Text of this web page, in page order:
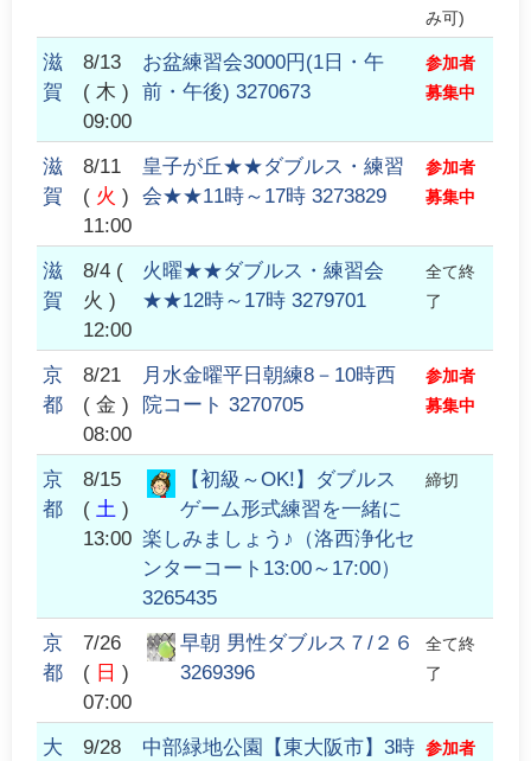
み可)
滋
賀
8/13
( 木 )
09:00
お盆練習会3000円(1日・午
前・午後) 3270673
参加者
募集中
滋
賀
8/11
( 火 )
11:00
皇子が丘★★ダブルス・練習
会★★11時～17時 3273829
参加者
募集中
滋
賀
8/4(
火 )
12:00
火曜★★ダブルス・練習会
★★12時～17時 3279701
全て終
了
京
都
8/21
( 金 )
08:00
月水金曜平日朝練8－10時西
院コート 3270705
参加者
募集中
京
都
8/15
( 土 )
13:00
【初級～OK!】ダブルス
ゲーム形式練習を一緒に
楽しみましょう♪（洛西浄化セ
ンターコート13:00～17:00）
3265435
締切
京
都
7/26
( 日 )
07:00
早朝 男性ダブルス７/２６
3269396
全て終
了
大
9/28
中部緑地公園【東大阪市】3時 参加者